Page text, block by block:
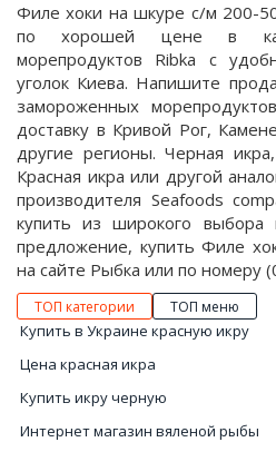
Филе хоки на шкуре с/м 200-
по хорошей цене в
морепродуктов Ribka с
уголок Киева. Напишите
замороженных
доставку в Кривой Рог,
другие регионы. Черная
Красная икра или другой
производителя Seafoods
купить из широкого выбора
предложение, купить Филе
на сайте Рыбка или по номеру
ТОП категории ТОП меню
Купить в Украине красную икру
Цена красная икра
Купить икру черную
Интернет магазин вяленой рыбы